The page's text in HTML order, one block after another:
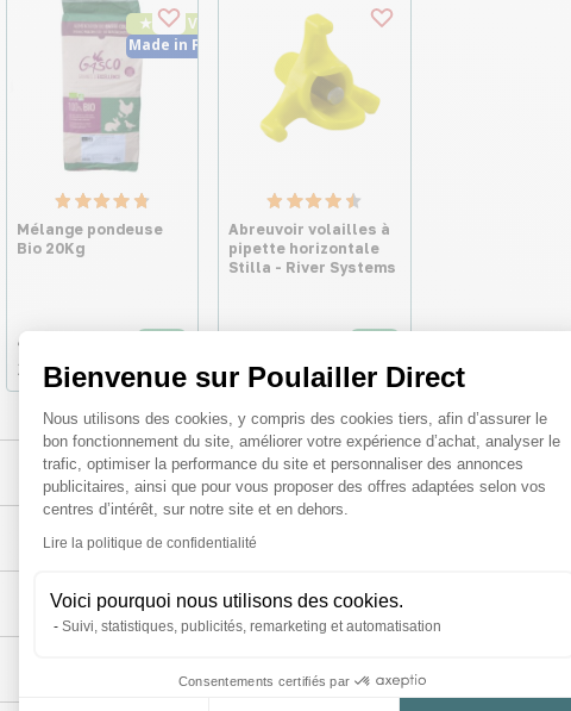
Bienvenue sur Poulailler Direct
Plateforme de Gestion du
Nous utilisons des cookies, y compris des cookies tiers, afin d’assurer le
bon fonctionnement du site, améliorer votre expérience d’achat, analyser le
trafic, optimiser la performance du site et personnaliser des annonces
publicitaires, ainsi que pour vous proposer des offres adaptées selon vos
centres d’intérêt, sur notre site et en dehors.
Lire la politique de confidentialité
Voici pourquoi nous utilisons des cookies.
Suivi, statistiques, publicités, remarketing et automatisation
Consentements certifiés par
Axeptio consent
★ Top Vente
Made in France
Mélange pondeuse
Bio 20Kg
43,10 €
2,16 €/kg
Abreuvoir volailles à
pipette horizontale
Stilla - River Systems
Dès 2,32 €